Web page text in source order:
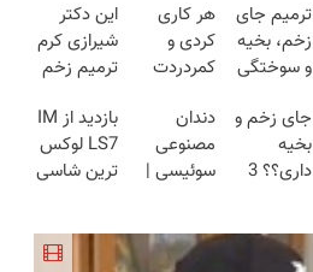
ترمیم جای
زخم، بخیه
و سوختگی
هفته!!😍
هر کاری
کردی و
کمردردت
پر کردن
پرسشنامه و
دریافت راه
این دکتر
شیرازی کرم
ترمیم زخم
ساخت!!!
جای زخم و
بخیه
داری؟؟ 3
دندان
مصنوعی
سوئیسی |
طبیعی!
بازدید از IM
LS7 لوکس
ترین شاسی
باشگاه